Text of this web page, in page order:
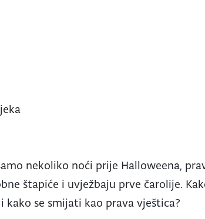
nekoliko noći prije Halloweena,
štapiće i uvježbaju prve čarolije.
se smijati kao prava vještica?